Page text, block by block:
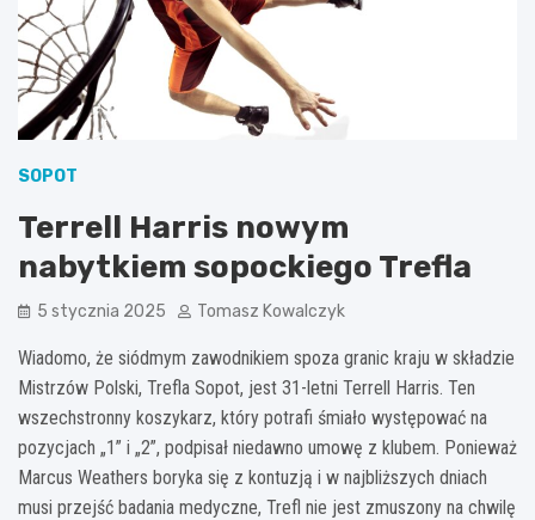
SOPOT
Terrell Harris nowym
nabytkiem sopockiego Trefla
5 stycznia 2025 Tomasz Kowalczyk
Wiadomo, że siódmym zawodnikiem spoza granic kraju w składzie
Mistrzów Polski, Trefla Sopot, jest 31-letni Terrell Harris. Ten
wszechstronny koszykarz, który potrafi śmiało występować na
pozycjach „1” i „2”, podpisał niedawno umowę z klubem. Ponieważ
Marcus Weathers boryka się z kontuzją i w najbliższych dniach
musi przejść badania medyczne, Trefl nie jest zmuszony na chwilę